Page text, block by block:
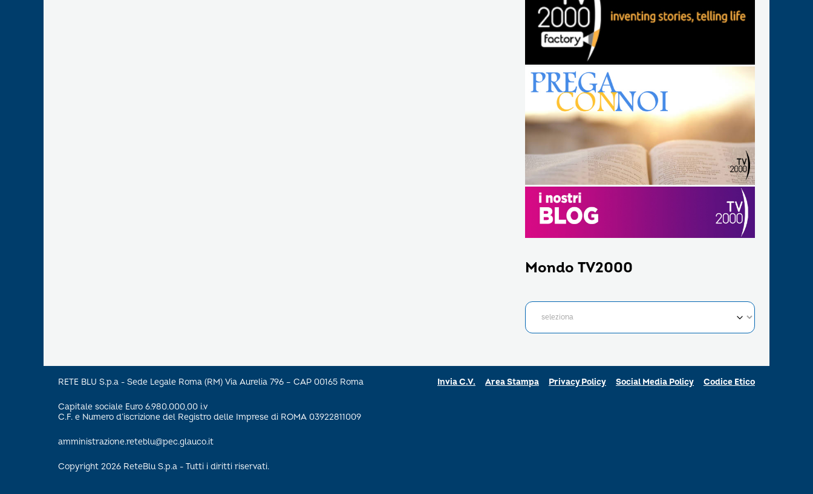
Mondo TV2000
RETE BLU S.p.a - Sede Legale Roma (RM) Via Aurelia 796 – CAP 00165 Roma
Capitale sociale Euro 6.980.000,00 i.v
C.F. e Numero d’iscrizione del Registro delle Imprese di ROMA 03922811009
amministrazione.reteblu@pec.glauco.it
Copyright 2026 ReteBlu S.p.a - Tutti i diritti riservati.
Invia C.V. Area Stampa Privacy Policy Social Media Policy Codice Etico